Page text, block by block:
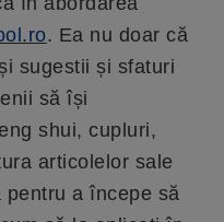
. Ea nu doar că
sugestii și sfaturi
să își
shui, cupluri,
articolelor sale
a începe să